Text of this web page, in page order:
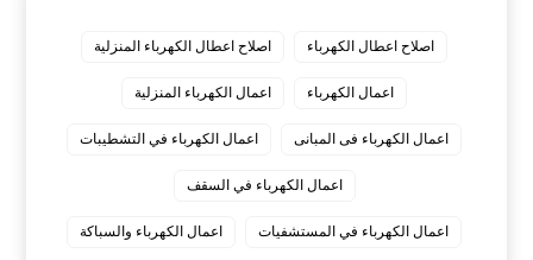
اصلاح اعطال الكهرباء اصلاح اعطال الكهرباء المنزلية
اعمال الكهرباء اعمال الكهرباء المنزلية
اعمال الكهرباء فى المبانى اعمال الكهرباء في التشطيبات
اعمال الكهرباء في السقف
اعمال الكهرباء في المستشفيات اعمال الكهرباء والسباكة